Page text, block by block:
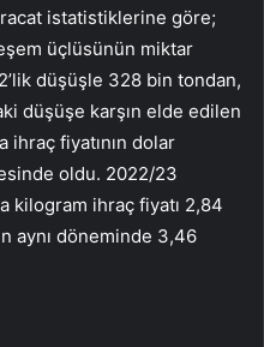
istatistiklerine göre;
üçlüsünün miktar
düşüşle 328 bin tondan,
düşüşe karşın elde edilen
ihraç fiyatının dolar
oldu. 2022/23
kilogram ihraç fiyatı 2,84
aynı döneminde 3,46